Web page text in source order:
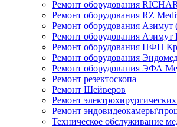
Ремонт оборудования
Ремонт оборудования RZ
Ремонт оборудования Азимут
Ремонт оборудования
Ремонт оборудования НФП
Ремонт оборудования
Ремонт оборудования ЭФА
Ремонт резектоскопа
Ремонт Шейверов
Ремонт
Ремонт
Техническое обслуживание